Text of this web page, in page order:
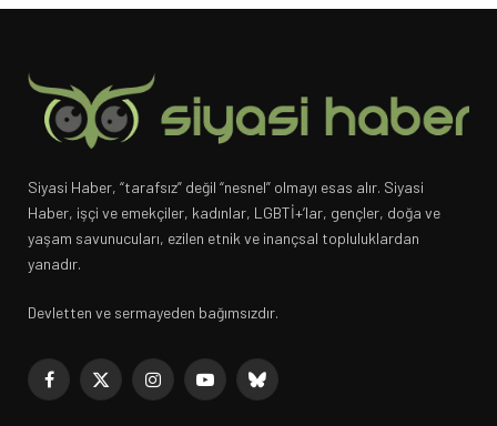
Siyasi Haber, “tarafsız” değil “nesnel” olmayı esas alır. Siyasi
Haber, işçi ve emekçiler, kadınlar, LGBTİ+’lar, gençler, doğa ve
yaşam savunucuları, ezilen etnik ve inançsal topluluklardan
yanadır.
Devletten ve sermayeden bağımsızdır.
Facebook
X
InstagramYouTubeBluesky